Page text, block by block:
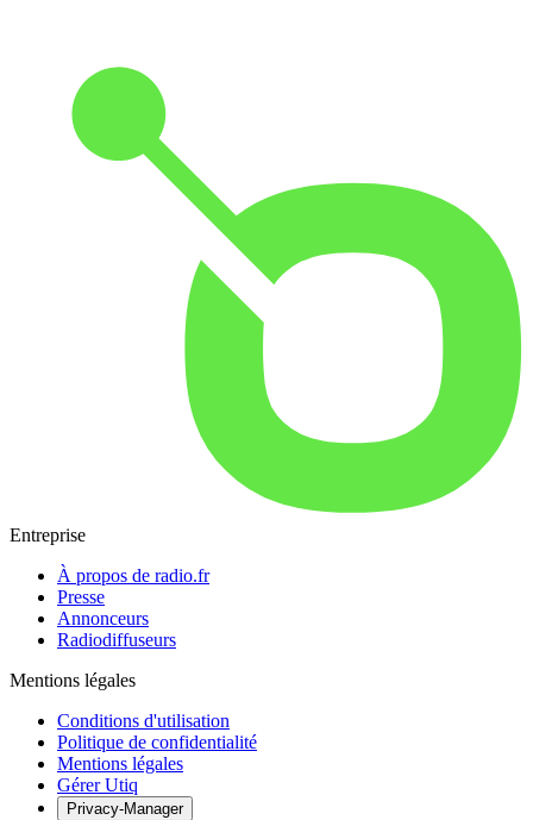
Entreprise
À propos de radio.fr
Presse
Annonceurs
Radiodiffuseurs
Mentions légales
Conditions d'utilisation
Politique de confidentialité
Mentions légales
Gérer Utiq
Privacy-Manager